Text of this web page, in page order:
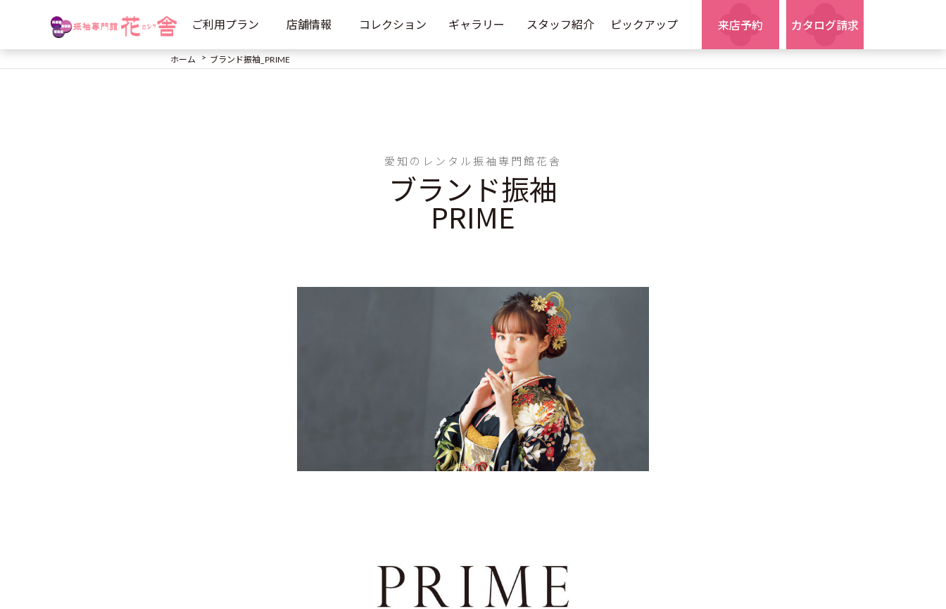
ご利用プラン 店舗情報 コレクション ギャラリー スタッフ紹介 ピックアップ 来店予約 カタログ請求
ホーム ブランド振袖_PRIME
愛知のレンタル振袖専門館花舎
ブランド振袖
PRIME